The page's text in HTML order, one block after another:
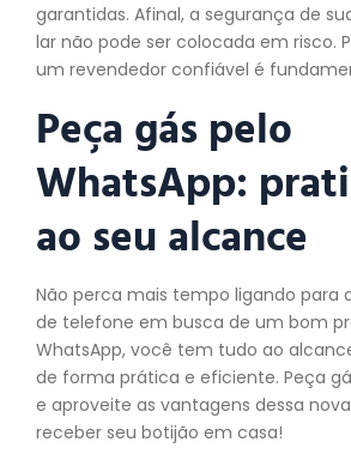
garantidas. Afinal, a segurança de
lar não pode ser colocada em risco.
um revendedor confiável é
Peça gás pelo
WhatsApp:
ao seu alcance
Não perca mais tempo ligando para
de telefone em busca de um bom
WhatsApp, você tem tudo ao
de forma prática e eficiente. Peça
e aproveite as vantagens dessa
receber seu botijão em casa!